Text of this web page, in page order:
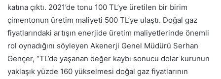
katına çıktı. 2021’de tonu 100 TL’ye üretilen bir birim
çimentonun üretim maliyeti 500 TL’ye ulaştı. Doğal gaz
fiyatlarındaki artışın enerjide üretim maliyetlerinde önemli
rol oynadığını söyleyen Akenerji Genel Müdürü Serhan
Gençer, “TL’de yaşanan değer kaybı sonucu dolar kurunun
yaklaşık yüzde 160 yükselmesi doğal gaz fiyatlarının